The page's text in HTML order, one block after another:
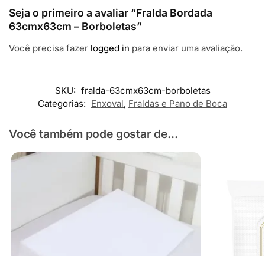
Seja o primeiro a avaliar “Fralda Bordada
63cmx63cm – Borboletas”
Você precisa fazer logged in para enviar uma avaliação.
SKU: fralda-63cmx63cm-borboletas
Categorias: Enxoval, Fraldas e Pano de Boca
Você também pode gostar de...